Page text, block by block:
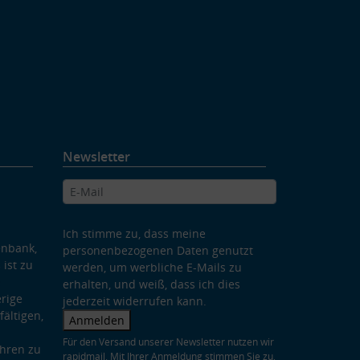
ist zu
zu
Newsletter
Ich stimme zu, dass meine
personenbezogenen Daten genutzt
werden, um werbliche E-Mails zu
erhalten, und weiß, dass ich dies
jederzeit widerrufen kann.
Anmelden
Für den Versand unserer Newsletter nutzen wir
rapidmail. Mit Ihrer Anmeldung stimmen Sie zu,